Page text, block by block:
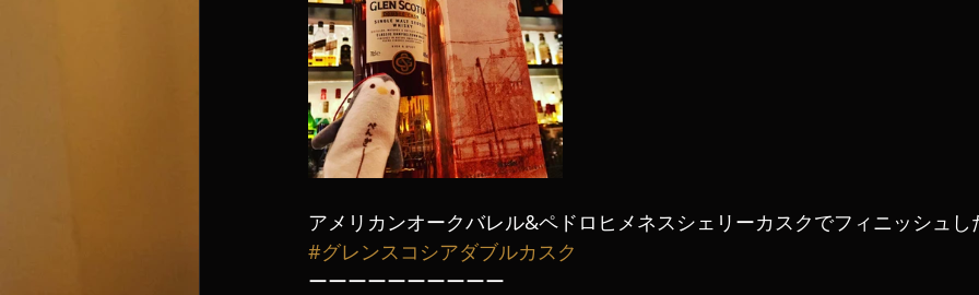
アメリカンオークバレル&ペドロヒメネスシェリーカスクでフィニッシュし
#グレンスコシアダブルカスク
ーーーーーーーーーー